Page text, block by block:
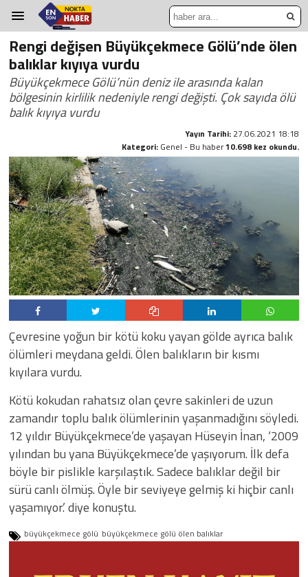
Rengi değişen Büyükçekmece Gölü’nde ölen
balıklar kıyıya vurdu
Büyükçekmece Gölü’nün deniz ile arasında kalan
bölgesinin kirlilik nedeniyle rengi değişti. Çok sayıda ölü
balık kıyıya vurdu
Yayın Tarihi: 27.06.2021 18:18
Kategori: Genel - Bu haber10.698 kez okundu.
Çevresine yoğun bir kötü koku yayan gölde ayrıca balık
ölümleri meydana geldi. Ölen balıkların bir kısmı
kıyılara vurdu.
Kötü kokudan rahatsız olan çevre sakinleri de uzun
zamandır toplu balık ölümlerinin yaşanmadığını söyledi.
12 yıldır Büyükçekmece’de yaşayan Hüseyin İnan, ‘2009
yılından bu yana Büyükçekmece’de yaşıyorum. İlk defa
böyle bir pislikle karşılaştık. Sadece balıklar değil bir
sürü canlı ölmüş. Öyle bir seviyeye gelmiş ki hiçbir canlı
yaşamıyor.’ diye konuştu.
büyükçekmece gölü büyükçekmece gölü ölen balıklar